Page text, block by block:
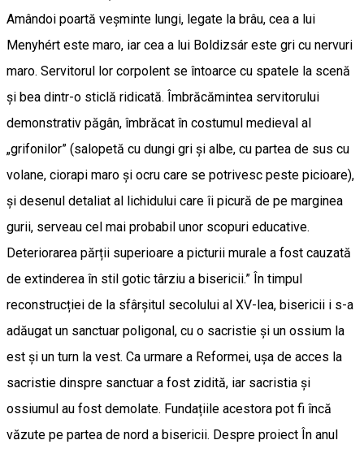
Amândoi poartă veșminte lungi, legate la brâu, cea a lui
Menyhért este maro, iar cea a lui Boldizsár este gri cu nervuri
maro. Servitorul lor corpolent se întoarce cu spatele la scenă
și bea dintr-o sticlă ridicată. Îmbrăcămintea servitorului
demonstrativ păgân, îmbrăcat în costumul medieval al
„grifonilor” (salopetă cu dungi gri și albe, cu partea de sus cu
volane, ciorapi maro și ocru care se potrivesc peste picioare),
și desenul detaliat al lichidului care îi picură de pe marginea
gurii, serveau cel mai probabil unor scopuri educative.
Deteriorarea părții superioare a picturii murale a fost cauzată
de extinderea în stil gotic târziu a bisericii.” În timpul
reconstrucției de la sfârșitul secolului al XV-lea, bisericii i s-a
adăugat un sanctuar poligonal, cu o sacristie și un ossium la
est și un turn la vest. Ca urmare a Reformei, ușa de acces la
sacristie dinspre sanctuar a fost zidită, iar sacristia și
ossiumul au fost demolate. Fundațiile acestora pot fi încă
văzute pe partea de nord a bisericii. Despre proiect În anul